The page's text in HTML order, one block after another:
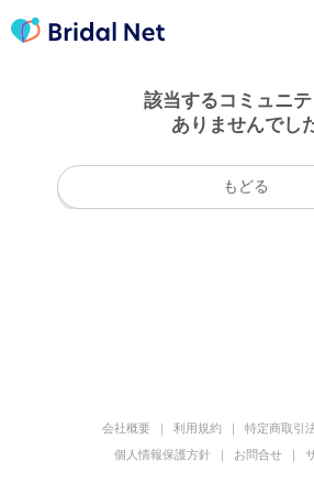
該当するコミュニ
ありませんでし
もどる
会社概要 利用規約
特定商取引
個人情報保護方針
お問合せ